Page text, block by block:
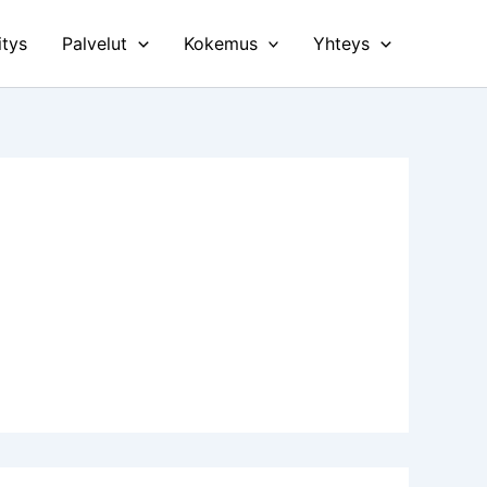
Palvelut Kokemus Yhteys